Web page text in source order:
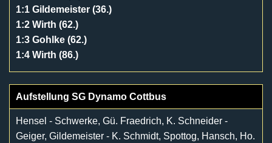
1:1 Gildemeister (36.)
1:2 Wirth (62.)
1:3 Gohlke (62.)
1:4 Wirth (86.)
Aufstellung SG Dynamo Cottbus
Hensel - Schwerke, Gü. Fraedrich, K. Schneider -
Geiger, Gildemeister - K. Schmidt, Spottog, Hansch, Ho.